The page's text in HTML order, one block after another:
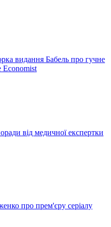
видання Бабель про гучне
Economist
від медичної експертки
про прем'єру серіалу